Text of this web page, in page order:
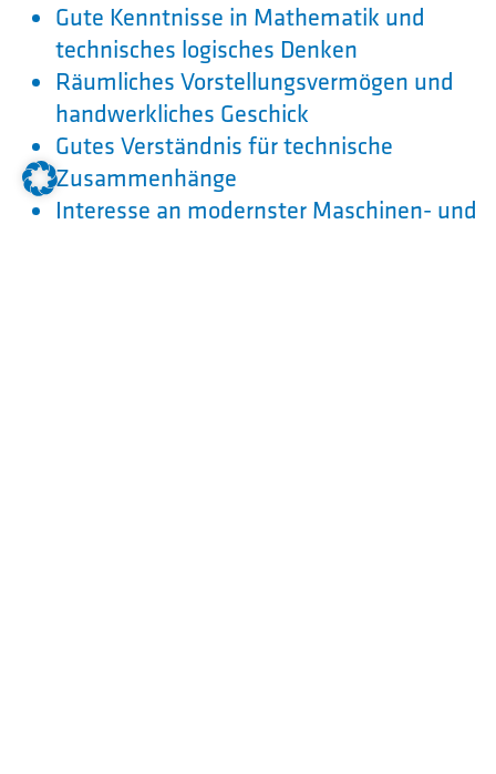
Gute Kenntnisse in Mathematik und
technisches logisches Denken
Räumliches Vorstellungsvermögen und
handwerkliches Geschick
Gutes Verständnis für technische
Zusammenhänge
Interesse an modernster Maschinen- und